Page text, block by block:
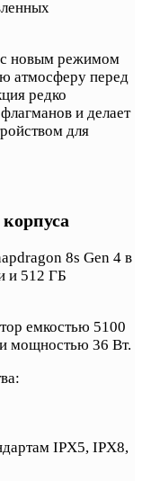
с новым режимом
атмосферу перед
редко
и делает
для
8s Gen 4 в
и 512 ГБ
емкостью 5100
мощностью 36 Вт.
IPX5, IPX8,